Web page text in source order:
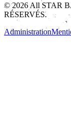
© 2026 All STAR
RÉSERVÉS.
Administration